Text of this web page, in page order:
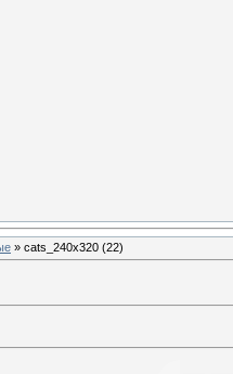
» cats_240x320 (22)